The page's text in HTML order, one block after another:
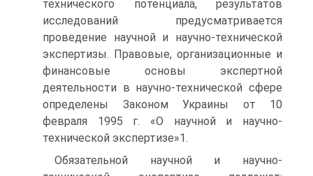
технического потенциала, результатов
исследований предусматривается
проведение научной и научно-технической
экспертизы. Правовые, организационные и
финансовые основы экспертной
деятельности в научно-технической сфере
определены Законом Украины от 10
февраля 1995 г. «О научной и научно-
технической экспертизе»1.
Обязательной научной и научно-